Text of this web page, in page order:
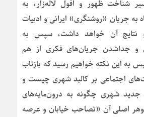
شناخت ظهور و افول لاله‌زار، به
به جریان «روشنگری» ایرانی و ادبیات
آن خواهد داشت، سپس به
و جداشدن جریان‌های فکری از هم
به این نکته خواهیم رسید که بازتاب
اجتماعی بر کالبد شهری چیست و
جدید شهری چگونه به درون‌مایه‌های
اصلی آن «تصاحب خیابان و عرصه